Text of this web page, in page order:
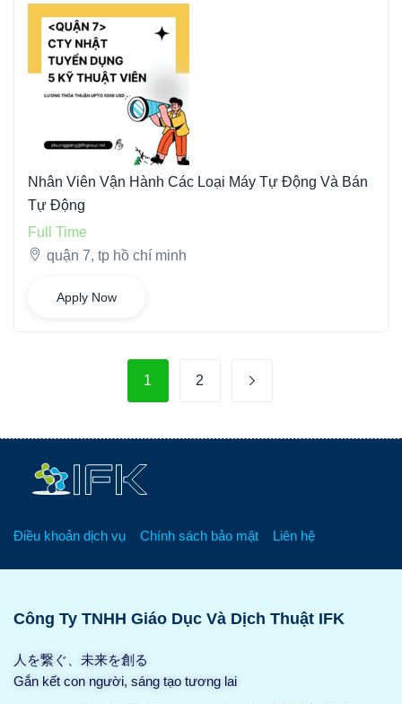
Nhân Viên Vận Hành Các Loại Máy Tự Động Và Bán
Tự Động
Full Time
quận 7, tp hồ chí minh
Apply Now
1 2
Điều khoản dịch vụ Chính sách bảo mật Liên hệ
Công Ty TNHH Giáo Dục Và Dịch Thuật IFK
人を繋ぐ、未来を創る
Gắn kết con người, sáng tạo tương lai